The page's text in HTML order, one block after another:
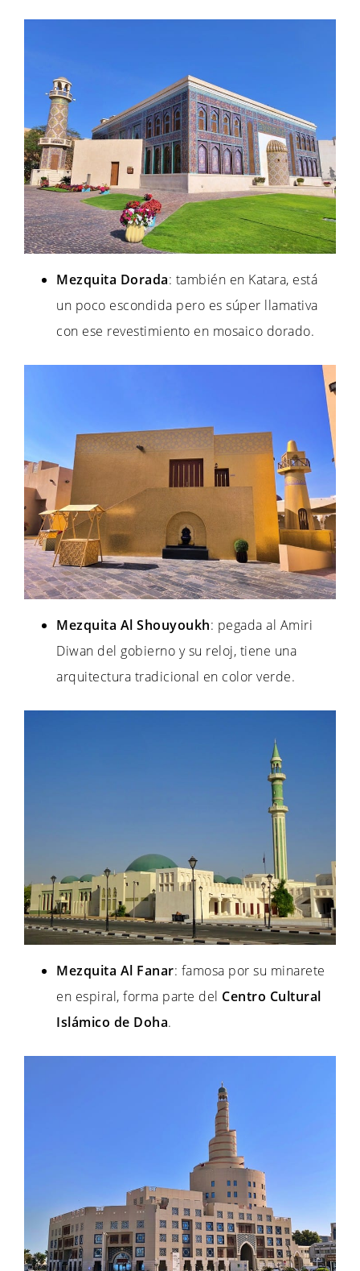
Mezquita Dorada: también en Katara, está
un poco escondida pero es súper llamativa
con ese revestimiento en mosaico dorado.
Mezquita Al Shouyoukh: pegada al Amiri
Diwan del gobierno y su reloj, tiene una
arquitectura tradicional en color verde.
Mezquita Al Fanar: famosa por su minarete
en espiral, forma parte del Centro Cultural
Islámico de Doha.